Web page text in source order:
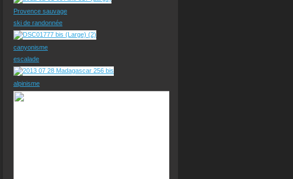
Provence sauvage
ski de randonnée
canyonisme
escalade
alpinisme